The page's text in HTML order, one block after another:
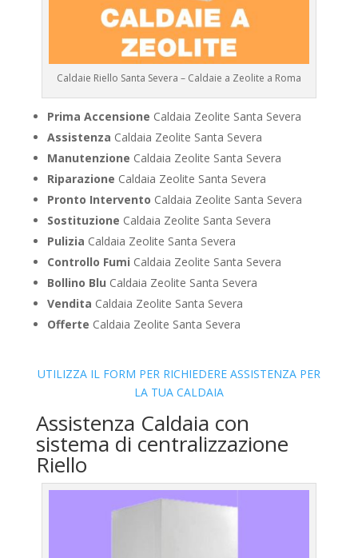
Caldaie Riello Santa Severa – Caldaie a Zeolite a Roma
Prima Accensione Caldaia Zeolite Santa Severa
Assistenza Caldaia Zeolite Santa Severa
Manutenzione Caldaia Zeolite Santa Severa
Riparazione Caldaia Zeolite Santa Severa
Pronto Intervento Caldaia Zeolite Santa Severa
Sostituzione Caldaia Zeolite Santa Severa
Pulizia Caldaia Zeolite Santa Severa
Controllo Fumi Caldaia Zeolite Santa Severa
Bollino Blu Caldaia Zeolite Santa Severa
Vendita Caldaia Zeolite Santa Severa
Offerte Caldaia Zeolite Santa Severa
UTILIZZA IL FORM PER RICHIEDERE ASSISTENZA PER
LA TUA CALDAIA
Assistenza Caldaia con
sistema di centralizzazione
Riello